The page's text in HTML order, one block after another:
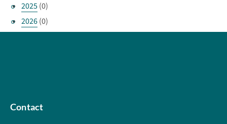
2025(0)
2026(0)
Contact